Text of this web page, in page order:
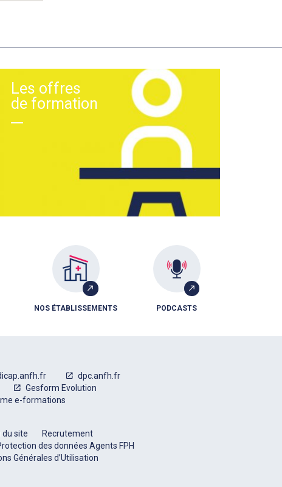
Les offres
de formation
NOS ÉTABLISSEMENTS PODCASTS
dpc.anfh.fr
Gesform Evolution
e-formations
du site
Recrutement
des données Agents FPH
Générales d’Utilisation